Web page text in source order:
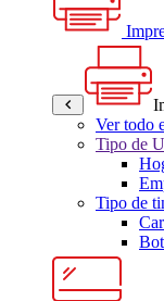
Ver todo
Tipo de
Tipo de